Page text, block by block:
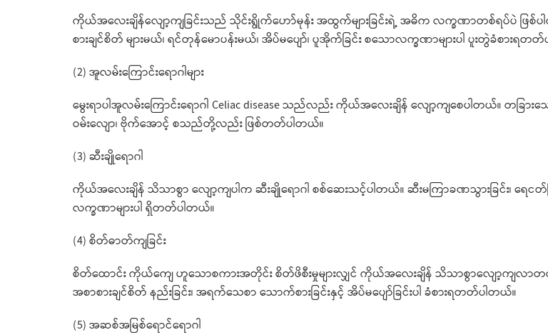
ကိုယ်အလေးချိန်လျော့ကျခြင်းသည် သိုင်းရွိုက်ဟော်မုန်း အထွက်များခြင်းရဲ့ အဓိက လက္ခဏာတစ်ရပ်ပဲ ဖြစ်
စားချင်စိတ် များမယ်၊ ရင်တုန်မောပန်းမယ်၊ အိပ်မပျော်၊ ပူအိုက်ခြင်း စသောလက္ခဏာများပါ ပူးတွဲခံစားရတ
(2) အူလမ်းကြောင်းရောဂါများ
မွေးရာပါအူလမ်းကြောင်းရောဂါ Celiac disease သည်လည်း ကိုယ်အလေးချိန် လျော့ကျစေပါတယ်။ တခြားသ
ဝမ်းလျော၊ ဗိုက်အောင့် စသည်တို့လည်း ဖြစ်တတ်ပါတယ်။
(3) ဆီးချိုရောဂါ
ကိုယ်အလေးချိန် သိသာစွာ လျော့ကျပါက ဆီးချိုရောဂါ စစ်ဆေးသင့်ပါတယ်။ ဆီးမကြာခဏသွားခြင်း၊ ရေငတ်
လက္ခဏာများပါ ရှိတတ်ပါတယ်။
(4) စိတ်ဓာတ်ကျခြင်း
စိတ်ထောင်း ကိုယ်ကျေ ဟူသောစကားအတိုင်း စိတ်ဖိစီးမှုများလျှင် ကိုယ်အလေးချိန် သိသာစွာလျော့ကျလာ
အစာစားချင်စိတ် နည်းခြင်း၊ အရက်သေစာ သောက်စားခြင်းနှင့် အိပ်မပျော်ခြင်းပါ ခံစားရတတ်ပါတယ်။
(5) အဆစ်အမြစ်ရောင်ရောဂါ